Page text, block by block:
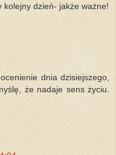
kolejny dzień- jakże ważne!
dnia dzisiejszego,
że nadaje sens życiu.